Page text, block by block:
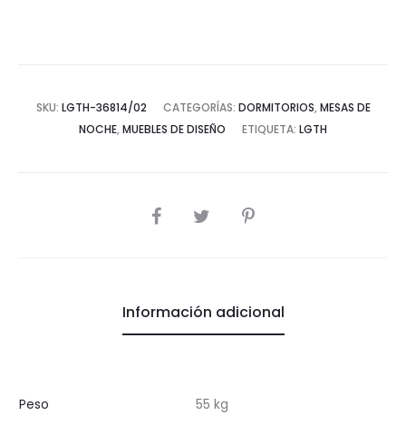
SKU: LGTH-36814/02 CATEGORÍAS: DORMITORIOS, MESAS DE
NOCHE, MUEBLES DE DISEÑO ETIQUETA: LGTH
COMPARTIR
Información adicional
Peso 55 kg